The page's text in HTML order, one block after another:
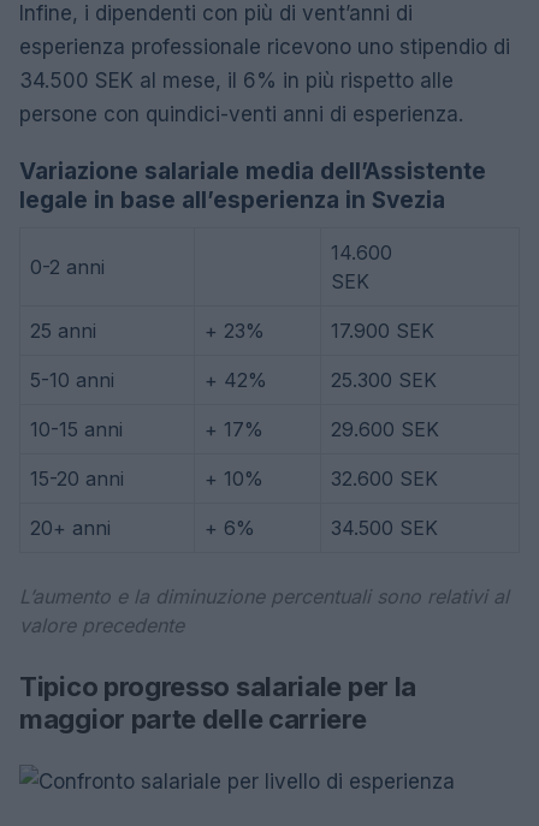
Infine, i dipendenti con più di vent’anni di
esperienza professionale ricevono uno stipendio di
34.500 SEK al mese, il 6% in più rispetto alle
persone con quindici-venti anni di esperienza.
Variazione salariale media dell’Assistente
legale in base all’esperienza in Svezia
0-2 anni
14.600
SEK
25 anni + 23% 17.900 SEK
5-10 anni + 42% 25.300 SEK
10-15 anni + 17% 29.600 SEK
15-20 anni + 10% 32.600 SEK
20+ anni + 6% 34.500 SEK
L’aumento e la diminuzione percentuali sono relativi al
valore precedente
Tipico progresso salariale per la
maggior parte delle carriere